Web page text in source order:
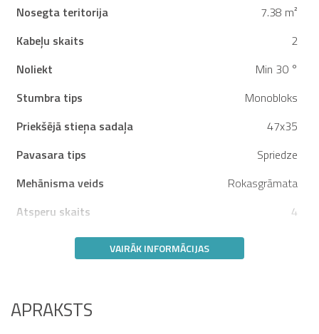
Nosegta teritorija
7.38 m²
Kabeļu skaits
2
Noliekt
Min 30 °
Stumbra tips
Monobloks
Priekšējā stieņa sadaļa
47x35
Pavasara tips
Spriedze
Mehānisma veids
Rokasgrāmata
Atsperu skaits
4
VAIRĀK INFORMĀCIJAS
APRAKSTS